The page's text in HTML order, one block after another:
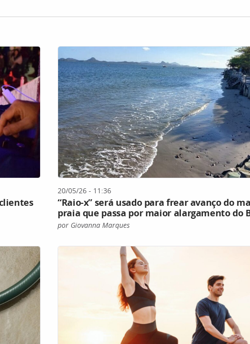
20/05/26 - 11:36
“Raio-x” será usado para frear avanço do
praia que passa por maior alargamento do
por Giovanna Marques